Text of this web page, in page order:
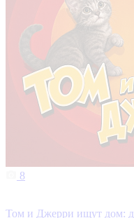
8
Том и Джерри ищут дом: